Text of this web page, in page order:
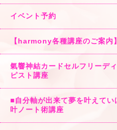
イベント予約
【harmony各種講座のご案内】
氣響神結カードセルフリーデ
ピスト講座
■自分軸が出来て夢を叶えて
叶ノート術講座